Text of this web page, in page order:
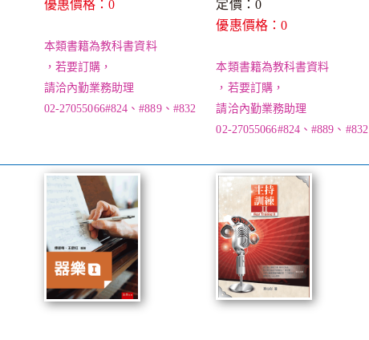
優惠價格：0
本類書籍為教科書資料
，若要訂購，
請洽內勤業務助理
02-27055066#824、#889、#832
定價：0
優惠價格：0
本類書籍為教科書資料
，若要訂購，
請洽內勤業務助理
02-27055066#824、#889、#832